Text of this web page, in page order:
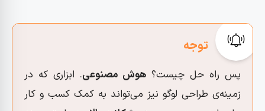
پس راه حل چیست؟ هوش مصنوعی. ابزاری که در
زمینه‌ی طراحی لوگو نیز می‌تواند به کمک کسب و کار